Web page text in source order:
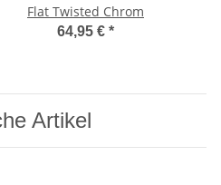
Flat Twisted Chrom
64,95 € *
Artikel